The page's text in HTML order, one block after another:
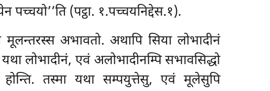
(पट्ठा. १.पच्चयनिद्देस.१).
अभावतो. अथापि सिया लोभादीनं
लोभादीनं, एवं अलोभादीनम्पि सभावसिद्धो
तस्मा यथा सम्पयुत्तेसु, एवं मूलेसुपि